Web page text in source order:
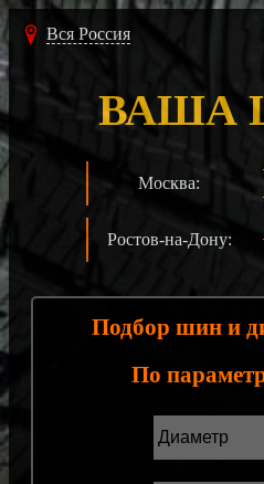
Вся Россия
Москва:
Ростов-на-Дону:
ВАША
Подбор шин и
По